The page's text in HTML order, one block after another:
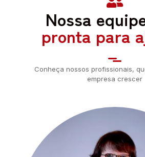
Nossa
pronta para
Conheça nossos profissionais,
empresa crescer